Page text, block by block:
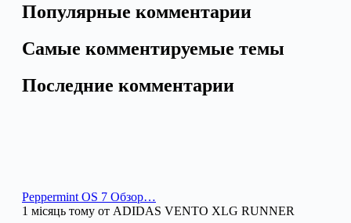
Популярные комментарии
Самые комментируемые темы
Последние комментарии
Peppermint OS 7 Обзор…
1 місяць тому от ADIDAS VENTO XLG RUNNER